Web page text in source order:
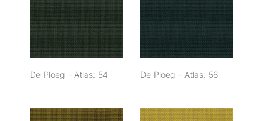
De Ploeg –
Atlas: 54
De Ploeg – Atlas: 54
De Ploeg –
Atlas: 56
De Ploeg – Atlas: 56